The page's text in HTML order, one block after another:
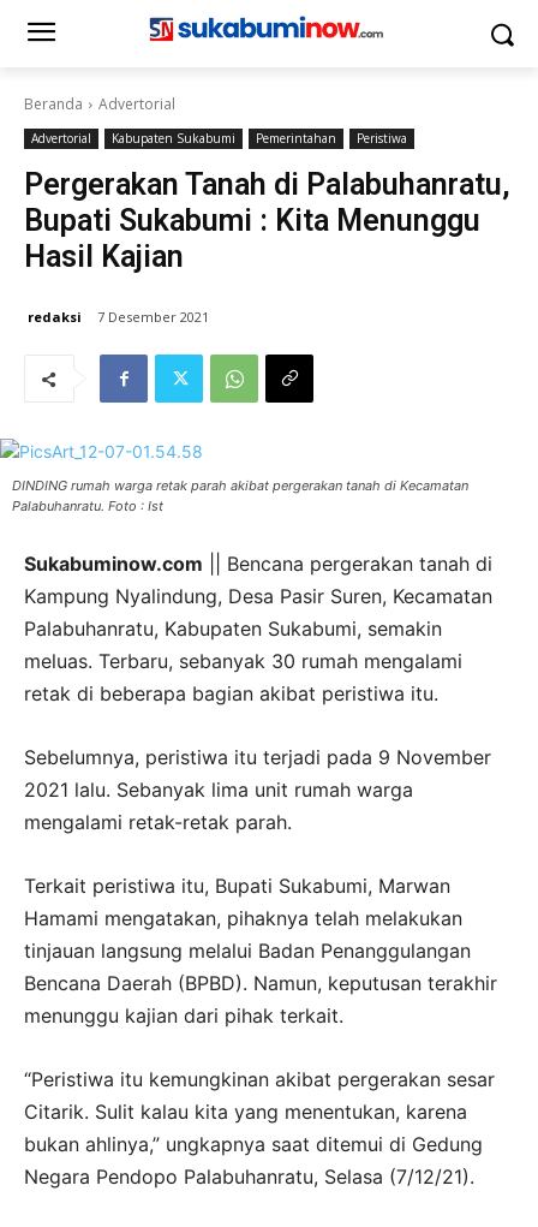
Beranda Advertorial
Advertorial Kabupaten Sukabumi Pemerintahan Peristiwa
Pergerakan Tanah di Palabuhanratu,
Bupati Sukabumi : Kita Menunggu
Hasil Kajian
redaksi 7 Desember 2021
DINDING rumah warga retak parah akibat pergerakan tanah di Kecamatan
Palabuhanratu. Foto : Ist
Sukabuminow.com || Bencana pergerakan tanah di
Kampung Nyalindung, Desa Pasir Suren, Kecamatan
Palabuhanratu, Kabupaten Sukabumi, semakin
meluas. Terbaru, sebanyak 30 rumah mengalami
retak di beberapa bagian akibat peristiwa itu.
Sebelumnya, peristiwa itu terjadi pada 9 November
2021 lalu. Sebanyak lima unit rumah warga
mengalami retak-retak parah.
Terkait peristiwa itu, Bupati Sukabumi, Marwan
Hamami mengatakan, pihaknya telah melakukan
tinjauan langsung melalui Badan Penanggulangan
Bencana Daerah (BPBD). Namun, keputusan terakhir
menunggu kajian dari pihak terkait.
“Peristiwa itu kemungkinan akibat pergerakan sesar
Citarik. Sulit kalau kita yang menentukan, karena
bukan ahlinya,” ungkapnya saat ditemui di Gedung
Negara Pendopo Palabuhanratu, Selasa (7/12/21).